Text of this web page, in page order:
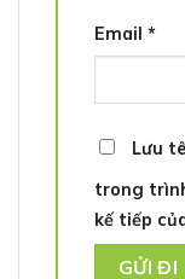
Email *
Lưu
trong
kế tiếp